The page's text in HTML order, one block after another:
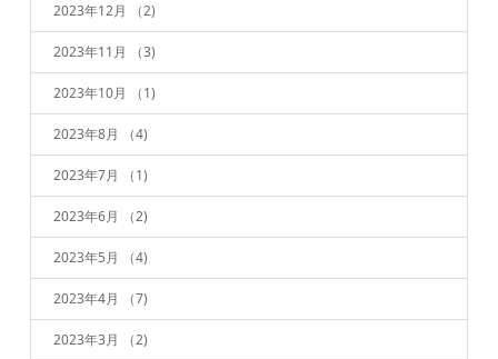
2023年12月 （2)
2023年11月 （3)
2023年10月 （1)
2023年8月 （4)
2023年7月 （1)
2023年6月 （2)
2023年5月 （4)
2023年4月 （7)
2023年3月 （2)